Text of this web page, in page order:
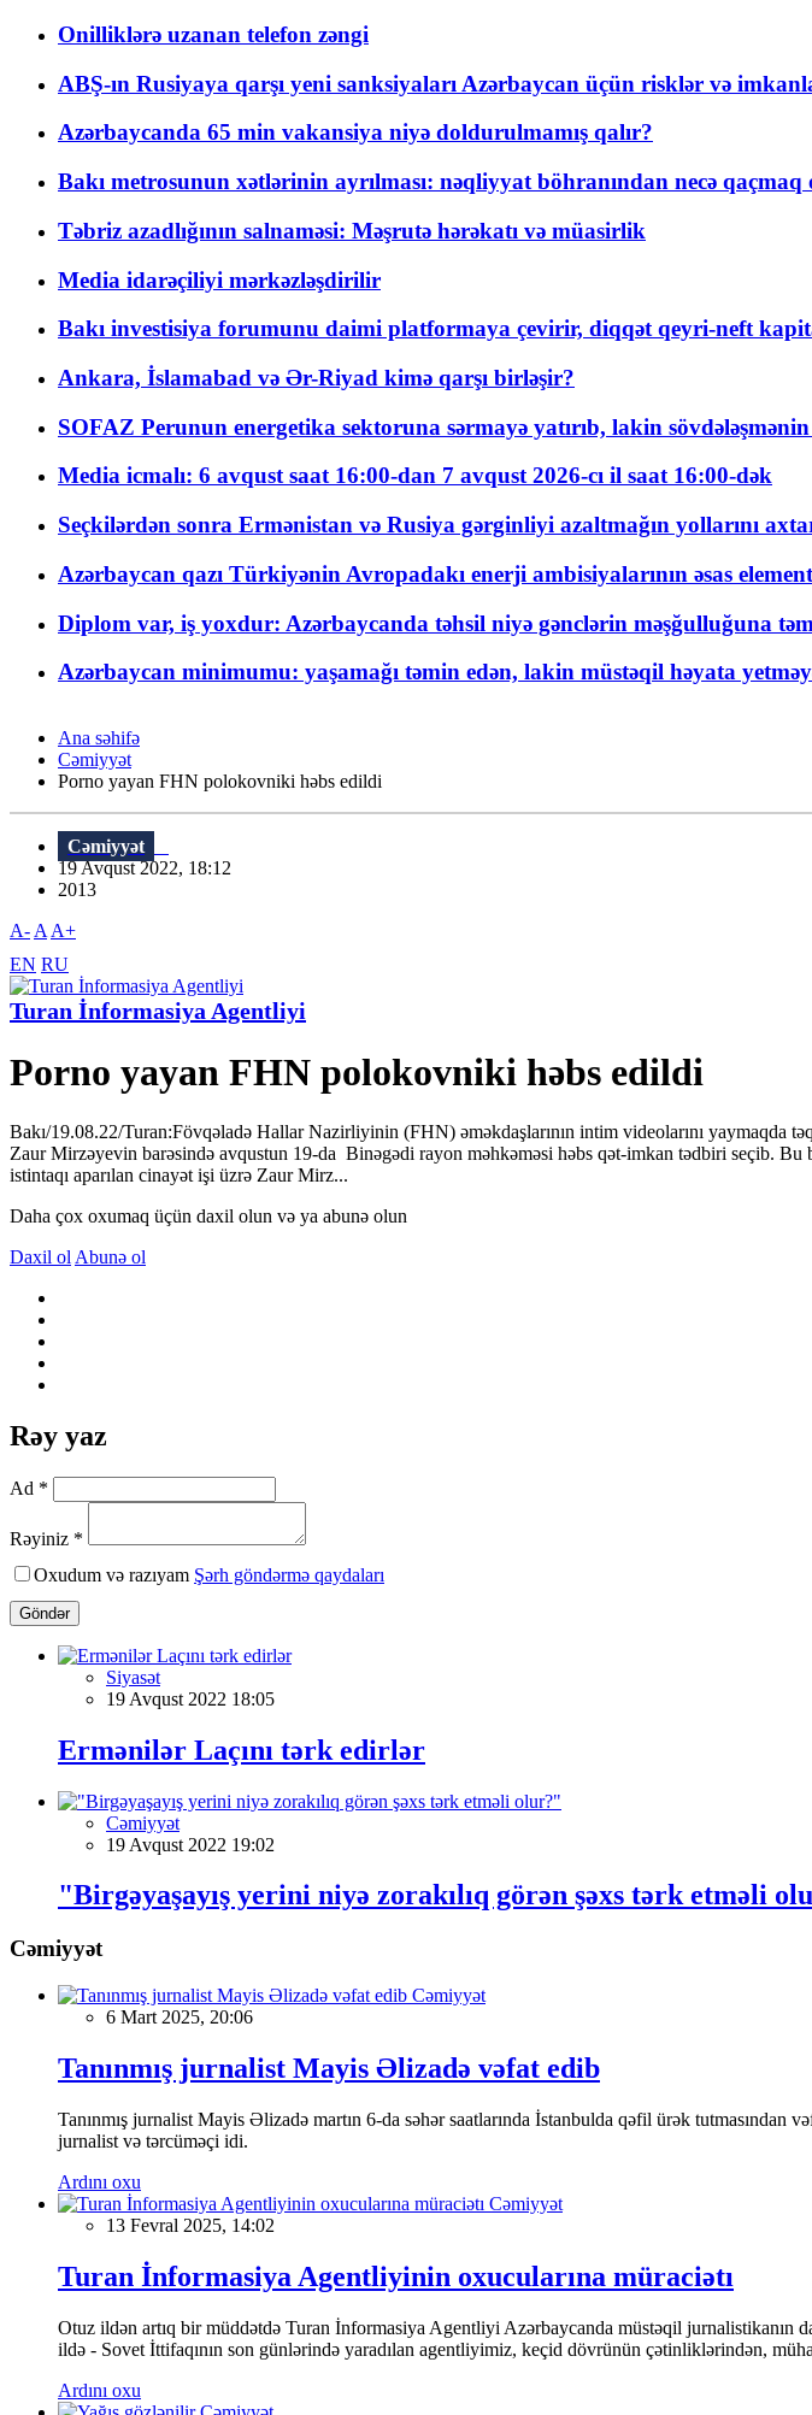
Onilliklərə uzanan telefon zəngi
ABŞ-ın Rusiyaya qarşı yeni sanksiyaları Azərbaycan üçün risklər və
Azərbaycanda 65 min vakansiya niyə doldurulmamış qalır?
Bakı metrosunun xətlərinin ayrılması: nəqliyyat böhranından necə qaçmaq
Təbriz azadlığının salnaməsi: Məşrutə hərəkatı və müasirlik
Media idarəçiliyi mərkəzləşdirilir
Bakı investisiya forumunu daimi platformaya çevirir, diqqət qeyri-neft
Ankara, İslamabad və Ər-Riyad kimə qarşı birləşir?
SOFAZ Perunun energetika sektoruna sərmayə yatırıb, lakin
Media icmalı: 6 avqust saat 16:00-dan 7 avqust 2026-cı il saat 16:00-dək
Seçkilərdən sonra Ermənistan və Rusiya gərginliyi azaltmağın yollarını
Azərbaycan qazı Türkiyənin Avropadakı enerji ambisiyalarının əsas
Diplom var, iş yoxdur: Azərbaycanda təhsil niyə gənclərin məşğulluğuna
Azərbaycan minimumu: yaşamağı təmin edən, lakin müstəqil həyata
Ana səhifə
Cəmiyyət
Porno yayan FHN polokovniki həbs edildi
Cəmiyyət
19 Avqust 2022, 18:12
2013
A- A A+
EN RU
Turan İnformasiya Agentliyi
Porno yayan FHN polokovniki həbs edildi
Bakı/19.08.22/Turan:Fövqəladə Hallar Nazirliyinin (FHN) əməkdaşlarının intim videolarını
Zaur Mirzəyevin barəsində avqustun 19-da Binəgədi rayon məhkəməsi həbs qət-imkan tədbiri seçib.
istintaqı aparılan cinayət işi üzrə Zaur Mirz...
Daha çox oxumaq üçün daxil olun və ya abunə olun
Daxil ol Abunə ol
Rəy yaz
Ad *
Rəyiniz *
Oxudum və razıyam Şərh göndərmə qaydaları
Göndər
Siyasət
19 Avqust 2022 18:05
Ermənilər Laçını tərk edirlər
Cəmiyyət
19 Avqust 2022 19:02
"Birgəyaşayış yerini niyə zorakılıq görən şəxs tərk etməli
Cəmiyyət
Cəmiyyət
6 Mart 2025, 20:06
Tanınmış jurnalist Mayis Əlizadə vəfat edib
Tanınmış jurnalist Mayis Əlizadə martın 6-da səhər saatlarında İstanbulda qəfil ürək
jurnalist və tərcüməçi idi.
Ardını oxu
Cəmiyyət
13 Fevral 2025, 14:02
Turan İnformasiya Agentliyinin oxucularına müraciətı
Otuz ildən artıq bir müddətdə Turan İnformasiya Agentliyi Azərbaycanda müstəqil jurnalistikanın
ildə - Sovet İttifaqının son günlərində yaradılan agentliyimiz, keçid dövrünün çətinliklərindən,
Ardını oxu